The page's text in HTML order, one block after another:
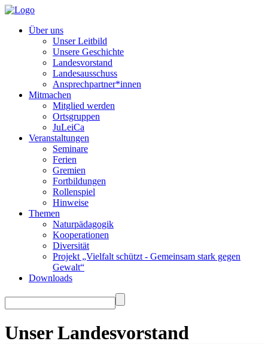
Über uns
Unser Leitbild
Unsere Geschichte
Landesvorstand
Landesausschuss
Ansprechpartner*innen
Mitmachen
Mitglied werden
Ortsgruppen
JuLeiCa
Veranstaltungen
Seminare
Ferien
Gremien
Fortbildungen
Rollenspiel
Hinweise
Themen
Naturpädagogik
Kooperationen
Diversität
Projekt „Vielfalt schützt - Gemeinsam stark gegen
Gewalt“
Downloads
Unser Landesvorstand